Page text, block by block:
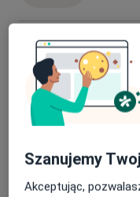
Rezonans
Od 590 zł
Szczegóły
Umów
Rezonans jamy
Od 900 zł
Szanujemy
Akceptując,